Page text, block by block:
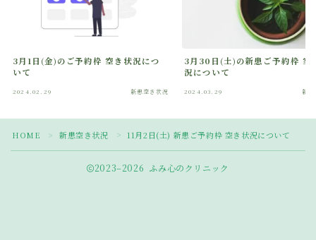
Follow Me
3月1日(金)のご予約枠 空き状況につ
いて
2024.02.29 新患空き状況
3月30日(土)の新患ご予約枠 空
況について
2024.03.29 新患
HOME ＞ 新患空き状況 ＞ 11月2日(土) 新患ご予約枠 空き状況について
2023–2026 ふみ心のクリニック